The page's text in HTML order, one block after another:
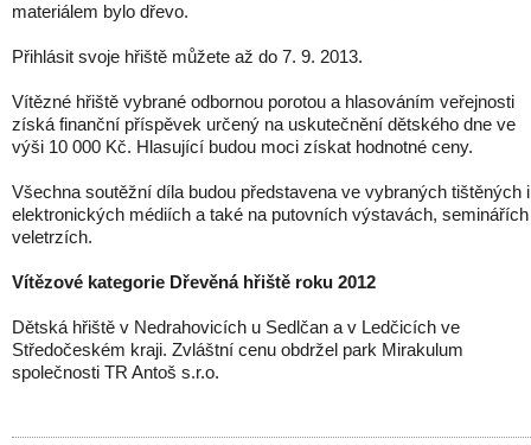
materiálem bylo dřevo.
Přihlásit svoje hřiště můžete až do 7. 9. 2013.
Vítězné hřiště vybrané odbornou porotou a hlasováním veřejnosti
získá finanční příspěvek určený na uskutečnění dětského dne ve
výši 10 000 Kč. Hlasující budou moci získat hodnotné ceny.
Všechna soutěžní díla budou představena ve vybraných tištěných i
elektronických médiích a také na putovních výstavách,
veletrzích.
Vítězové kategorie Dřevěná hřiště roku 2012
Dětská hřiště v Nedrahovicích u Sedlčan a v Ledčicích ve
Středočeském kraji. Zvláštní cenu obdržel park Mirakulum
společnosti TR Antoš s.r.o.